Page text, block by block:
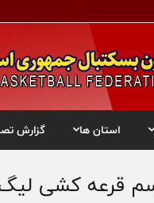
استان ها گزارش
قرعه کشی لیگ